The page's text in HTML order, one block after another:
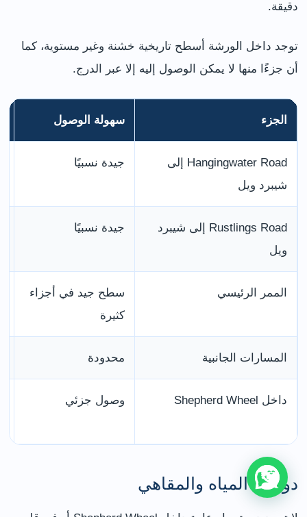
دقيقة.
توجد داخل الورشة أسطح تاريخية خشنة وغير مستوية، كما
أن جزءًا منها لا يمكن الوصول إليه إلا عبر الدرج.
الجزء سهولة الوصول
Hangingwater Road إلى
شيبرد ويل
جيدة نسبيًا
Rustlings Road إلى شيبرد
ويل
جيدة نسبيًا
الممر الرئيسي
سطح جيد في أجزاء
كثيرة
المسارات الجانبية محدودة
داخل Shepherd Wheel وصول جزئي
دورات المياه والمقاهي